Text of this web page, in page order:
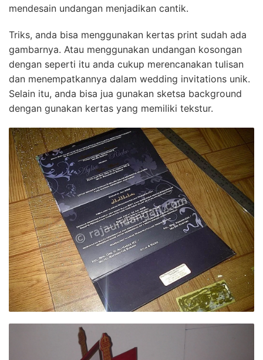
mendesain undangan menjadikan cantik.
Triks, anda bisa menggunakan kertas print sudah ada
gambarnya. Atau menggunakan undangan kosongan
dengan seperti itu anda cukup merencanakan tulisan
dan menempatkannya dalam wedding invitations unik.
Selain itu, anda bisa jua gunakan sketsa background
dengan gunakan kertas yang memiliki tekstur.